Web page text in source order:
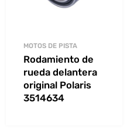
MOTOS DE PISTA
Rodamiento de
rueda delantera
original Polaris
3514634